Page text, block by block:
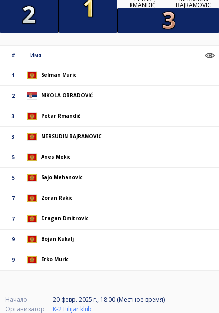
RMANDIĆ BAJRAMOVIC
# Имя
1 Selman Muric
2 NIKOLA OBRADOVIĆ
3 Petar Rmandić
3 MERSUDIN BAJRAMOVIC
5 Anes Mekic
5 Sajo Mehanovic
7 Zoran Rakic
7 Dragan Dmitrovic
9 Bojan Kukalj
9 Erko Muric
Начало
20 февр. 2025 г., 18:00 (Местное время)
Организатор
K-2 Bilijar klub